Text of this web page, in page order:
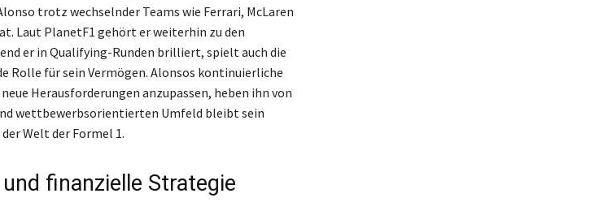
trotz wechselnder Teams wie Ferrari, McLaren
Laut PlanetF1 gehört er weiterhin zu den
er in Qualifying-Runden brilliert, spielt auch die
Rolle für sein Vermögen. Alonsos kontinuierliche
Herausforderungen anzupassen, heben ihn von
wettbewerbsorientierten Umfeld bleibt sein
Welt der Formel 1.
finanzielle Strategie